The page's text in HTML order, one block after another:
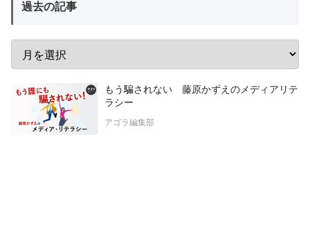
過去の記事
もう騙されない 藤原かずえのメディアリテ
ラシー
アゴラ編集部